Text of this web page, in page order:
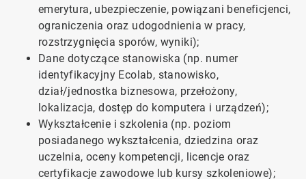
emerytura, ubezpieczenie, powiązani beneficjenci,
ograniczenia oraz udogodnienia w pracy,
rozstrzygnięcia sporów, wyniki);
Dane dotyczące stanowiska (np. numer
identyfikacyjny Ecolab, stanowisko,
dział/jednostka biznesowa, przełożony,
lokalizacja, dostęp do komputera i urządzeń);
Wykształcenie i szkolenia (np. poziom
posiadanego wykształcenia, dziedzina oraz
uczelnia, oceny kompetencji, licencje oraz
certyfikacje zawodowe lub kursy szkoleniowe);